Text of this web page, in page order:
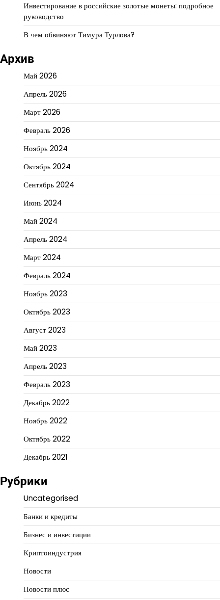
Инвестирование в российские золотые монеты: подробное
руководство
В чем обвиняют Тимура Турлова?
Архив
Май 2026
Апрель 2026
Март 2026
Февраль 2026
Ноябрь 2024
Октябрь 2024
Сентябрь 2024
Июнь 2024
Май 2024
Апрель 2024
Март 2024
Февраль 2024
Ноябрь 2023
Октябрь 2023
Август 2023
Май 2023
Апрель 2023
Февраль 2023
Декабрь 2022
Ноябрь 2022
Октябрь 2022
Декабрь 2021
Рубрики
Uncategorised
Банки и кредиты
Бизнес и инвестиции
Криптоиндустрия
Новости
Новости плюс